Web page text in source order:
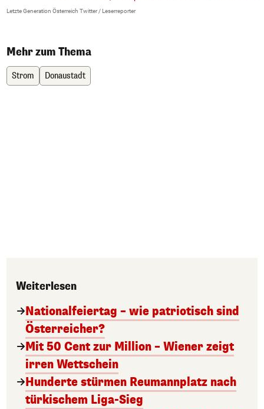
Letzte Generation Österreich Twitter / Leserreporter
Mehr zum Thema
Strom Donaustadt
Weiterlesen
Nationalfeiertag – wie patriotisch sind
Österreicher?
Mit 50 Cent zur Million – Wiener zeigt
irren Wettschein
Hunderte stürmen Reumannplatz nach
türkischem Liga-Sieg